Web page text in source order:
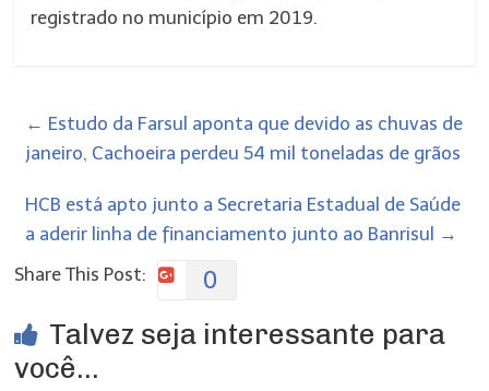
registrado no município em 2019.
← Estudo da Farsul aponta que devido as chuvas de
janeiro, Cachoeira perdeu 54 mil toneladas de grãos
HCB está apto junto a Secretaria Estadual de Saúde
a aderir linha de financiamento junto ao Banrisul →
Share This Post:
0
Talvez seja interessante para
você...